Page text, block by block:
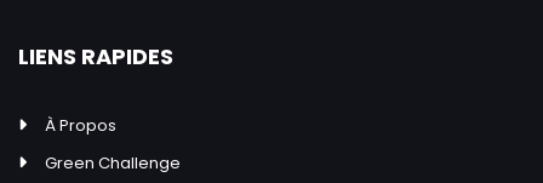
LIENS RAPIDES
À Propos
Green Challenge